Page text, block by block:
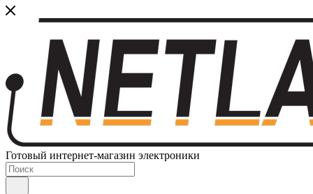
Готовый интернет-магазин электроники